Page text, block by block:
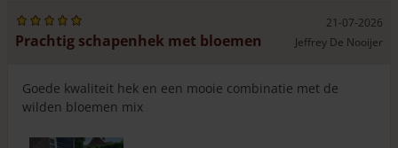
De wikkeling van de
Prachtig schapenhek met bloemen Jeffrey De Nooijer
21-07-2026
Goede kwaliteit hek en een mooie combinatie met de
wilden bloemen mix